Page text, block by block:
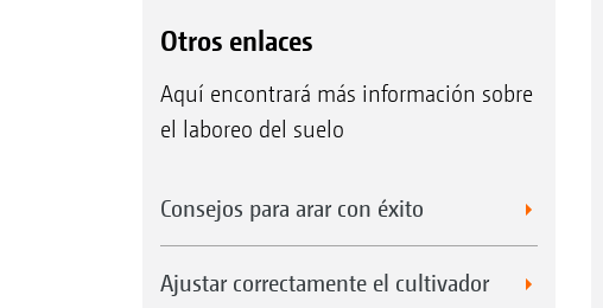
Otros enlaces
Aquí encontrará más información sobre
el laboreo del suelo
Consejos para arar con éxito
Ajustar correctamente el cultivador